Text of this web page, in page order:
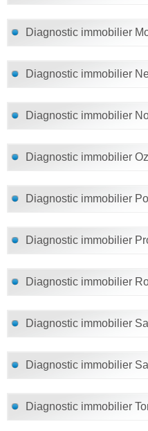
Diagnostic immobilier
Diagnostic immobilier
Diagnostic immobilier
Diagnostic immobilier
Diagnostic immobilier
Diagnostic immobilier
Diagnostic immobilier
Diagnostic immobilier
Diagnostic immobilier
Diagnostic immobilier